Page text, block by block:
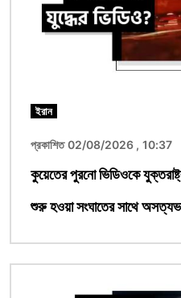
ইরান
প্রকাশিত 02/08/2026 , 10:37
কুয়েতের পুরনো ভিডিওকে
শুরু হওয়া সংঘাতের সাথে